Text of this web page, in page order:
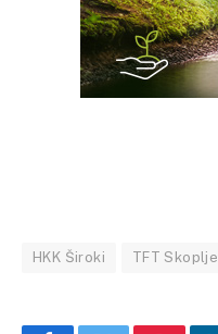
HKK Široki TFT Skoplje